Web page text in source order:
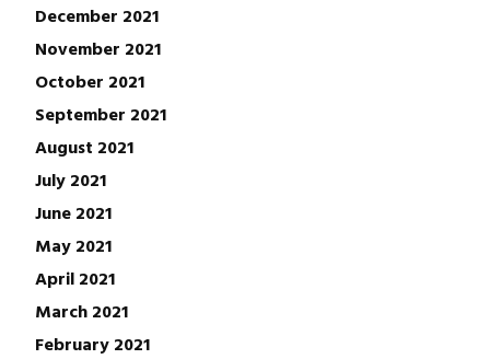
December 2021
November 2021
October 2021
September 2021
August 2021
July 2021
June 2021
May 2021
April 2021
March 2021
February 2021